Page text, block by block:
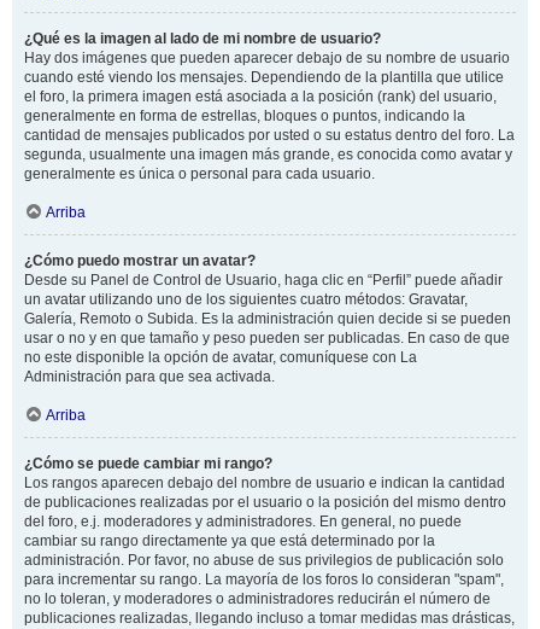
¿Qué es la imagen al lado de mi nombre de usuario?
Hay dos imágenes que pueden aparecer debajo de su nombre de usuario
cuando esté viendo los mensajes. Dependiendo de la plantilla que utilice
el foro, la primera imagen está asociada a la posición (rank) del usuario,
generalmente en forma de estrellas, bloques o puntos, indicando la
cantidad de mensajes publicados por usted o su estatus dentro del foro. La
segunda, usualmente una imagen más grande, es conocida como avatar y
generalmente es única o personal para cada usuario.
Arriba
¿Cómo puedo mostrar un avatar?
Desde su Panel de Control de Usuario, haga clic en “Perfil” puede añadir
un avatar utilizando uno de los siguientes cuatro métodos: Gravatar,
Galería, Remoto o Subida. Es la administración quien decide si se pueden
usar o no y en que tamaño y peso pueden ser publicadas. En caso de que
no este disponible la opción de avatar, comuníquese con La
Administración para que sea activada.
Arriba
¿Cómo se puede cambiar mi rango?
Los rangos aparecen debajo del nombre de usuario e indican la cantidad
de publicaciones realizadas por el usuario o la posición del mismo dentro
del foro, e.j. moderadores y administradores. En general, no puede
cambiar su rango directamente ya que está determinado por la
administración. Por favor, no abuse de sus privilegios de publicación solo
para incrementar su rango. La mayoría de los foros lo consideran "spam",
no lo toleran, y moderadores o administradores reducirán el número de
publicaciones realizadas, llegando incluso a tomar medidas mas drásticas,